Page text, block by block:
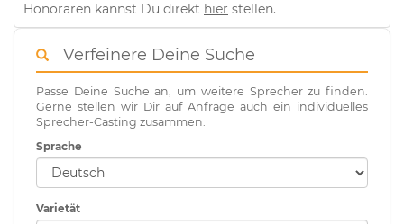
Honoraren kannst Du direkt hier stellen.
Verfeinere Deine Suche
Passe Deine Suche an, um weitere Sprecher zu finden.
Gerne stellen wir Dir auf Anfrage auch ein individuelles
Sprecher-Casting zusammen.
Sprache
Varietät